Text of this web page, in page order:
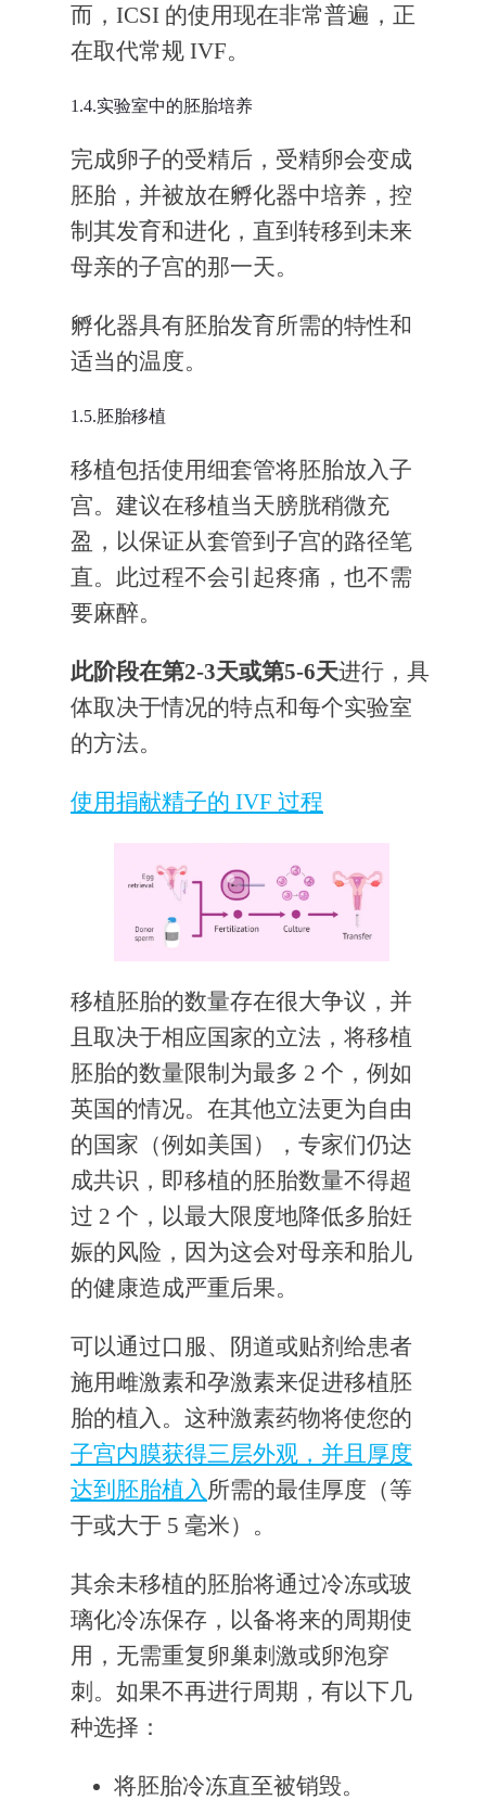
而，ICSI 的使用现在非常普遍，正
在取代常规 IVF。
1.4.实验室中的胚胎培养
完成卵子的受精后，受精卵会变成
胚胎，并被放在孵化器中培养，控
制其发育和进化，直到转移到未来
母亲的子宫的那一天。
孵化器具有胚胎发育所需的特性和
适当的温度。
1.5.胚胎移植
移植包括使用细套管将胚胎放入子
宫。建议在移植当天膀胱稍微充
盈，以保证从套管到子宫的路径笔
直。此过程不会引起疼痛，也不需
要麻醉。
此阶段在第2-3天或第5-6天进行，具
体取决于情况的特点和每个实验室
的方法。
使用捐献精子的 IVF 过程
移植胚胎的数量存在很大争议，并
且取决于相应国家的立法，将移植
胚胎的数量限制为最多 2 个，例如
英国的情况。在其他立法更为自由
的国家（例如美国），专家们仍达
成共识，即移植的胚胎数量不得超
过 2 个，以最大限度地降低多胎妊
娠的风险，因为这会对母亲和胎儿
的健康造成严重后果。
可以通过口服、阴道或贴剂给患者
施用雌激素和孕激素来促进移植胚
胎的植入。这种激素药物将使您的
子宫内膜获得三层外观，并且厚度
达到 胚胎植入 所需的最佳厚度（等
于或大于 5 毫米）。
其余未移植的胚胎将通过冷冻或玻
璃化冷冻保存，以备将来的周期使
用，无需重复卵巢刺激或卵泡穿
刺。如果不再进行周期，有以下几
种选择：
将胚胎冷冻直至被销毁。